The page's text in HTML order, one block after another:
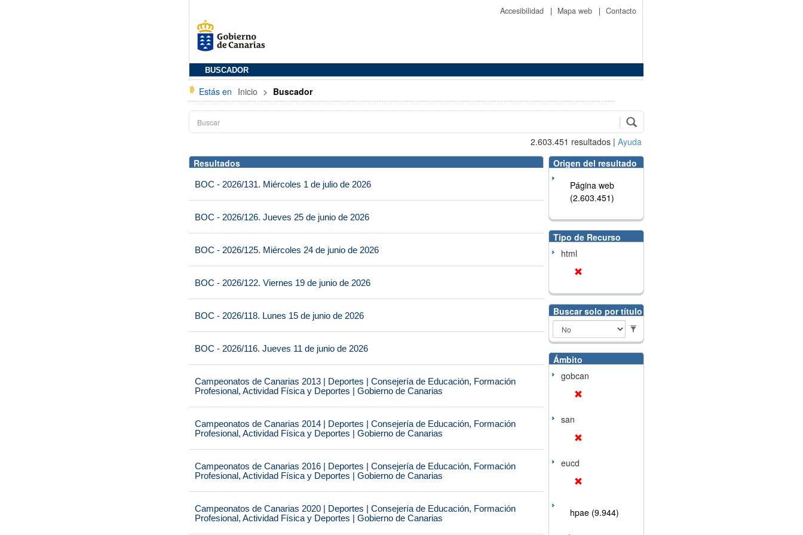
Accesibilidad | Mapa web | Contacto
BUSCADOR
Estás en Inicio > Buscador
2.603.451 resultados | Ayuda
Resultados
BOC - 2026/131. Miércoles 1 de julio de 2026
BOC - 2026/126. Jueves 25 de junio de 2026
BOC - 2026/125. Miércoles 24 de junio de 2026
BOC - 2026/122. Viernes 19 de junio de 2026
BOC - 2026/118. Lunes 15 de junio de 2026
BOC - 2026/116. Jueves 11 de junio de 2026
Campeonatos de Canarias 2013 | Deportes | Consejería de Educación, Formación
Profesional, Actividad Física y Deportes | Gobierno de Canarias
Campeonatos de Canarias 2014 | Deportes | Consejería de Educación, Formación
Profesional, Actividad Física y Deportes | Gobierno de Canarias
Campeonatos de Canarias 2016 | Deportes | Consejería de Educación, Formación
Profesional, Actividad Física y Deportes | Gobierno de Canarias
Campeonatos de Canarias 2020 | Deportes | Consejería de Educación, Formación
Profesional, Actividad Física y Deportes | Gobierno de Canarias
Origen del resultado
Página web
(2.603.451)
Tipo de Recurso
html
Buscar solo por título
Ámbito
gobcan
san
eucd
hpae (9.944)